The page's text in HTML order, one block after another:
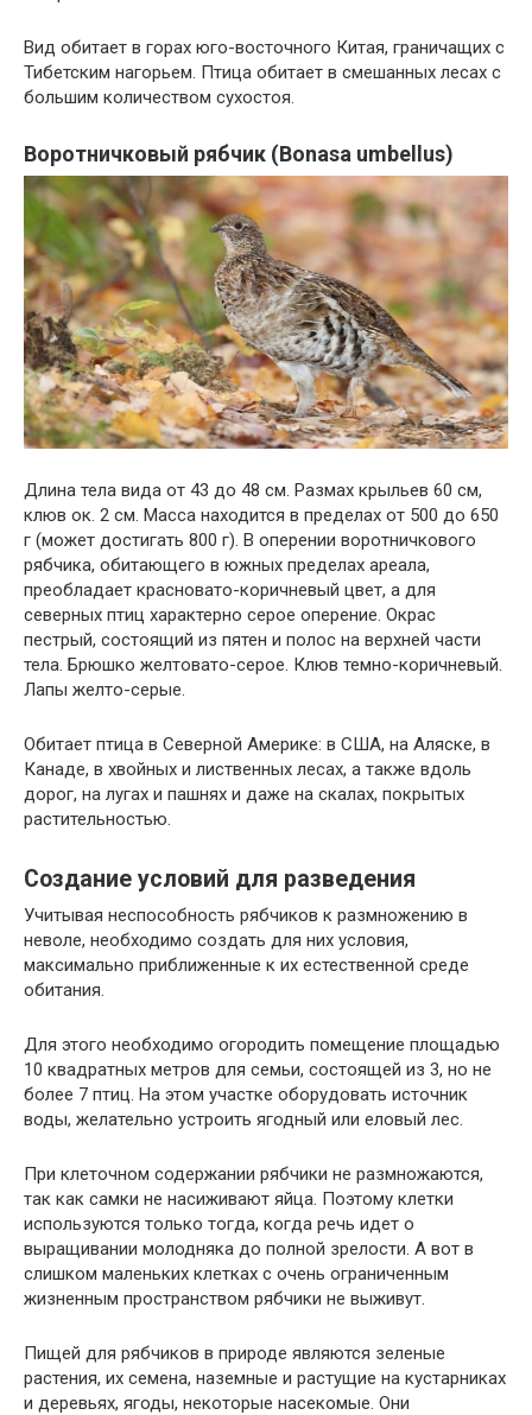
Вид обитает в горах юго-восточного Китая, граничащих с
Тибетским нагорьем. Птица обитает в смешанных лесах с
большим количеством сухостоя.
Воротничковый рябчик (Bonasa umbellus)
Длина тела вида от 43 до 48 см. Размах крыльев 60 см,
клюв ок. 2 см. Масса находится в пределах от 500 до 650
г (может достигать 800 г). В оперении воротничкового
рябчика, обитающего в южных пределах ареала,
преобладает красновато-коричневый цвет, а для
северных птиц характерно серое оперение. Окрас
пестрый, состоящий из пятен и полос на верхней части
тела. Брюшко желтовато-серое. Клюв темно-коричневый.
Лапы желто-серые.
Обитает птица в Северной Америке: в США, на Аляске, в
Канаде, в хвойных и лиственных лесах, а также вдоль
дорог, на лугах и пашнях и даже на скалах, покрытых
растительностью.
Создание условий для разведения
Учитывая неспособность рябчиков к размножению в
неволе, необходимо создать для них условия,
максимально приближенные к их естественной среде
обитания.
Для этого необходимо огородить помещение площадью
10 квадратных метров для семьи, состоящей из 3, но не
более 7 птиц. На этом участке оборудовать источник
воды, желательно устроить ягодный или еловый лес.
При клеточном содержании рябчики не размножаются,
так как самки не насиживают яйца. Поэтому клетки
используются только тогда, когда речь идет о
выращивании молодняка до полной зрелости. А вот в
слишком маленьких клетках с очень ограниченным
жизненным пространством рябчики не выживут.
Пищей для рябчиков в природе являются зеленые
растения, их семена, наземные и растущие на кустарниках
и деревьях, ягоды, некоторые насекомые. Они